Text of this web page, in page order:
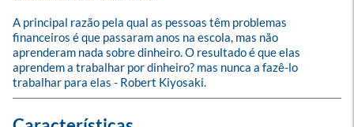
A principal razão pela qual as pessoas têm problemas
financeiros é que passaram anos na escola, mas não
aprenderam nada sobre dinheiro. O resultado é que elas
aprendem a trabalhar por dinheiro? mas nunca a fazê-lo
trabalhar para elas - Robert Kiyosaki.